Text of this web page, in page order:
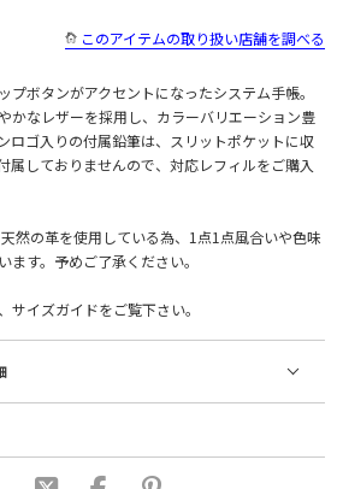
このアイテムの取り扱い店舗を調べる
プボタンがアクセントになったシステム手帳。
かなレザーを採用し、カラーバリエーション豊
ロゴ入りの付属鉛筆は、スリットポケットに収
しておりませんので、対応レフィルをご購入
然の革を使用している為、1点1点風合いや色味
す。予めご了承ください。
イズガイドをご覧下さい。